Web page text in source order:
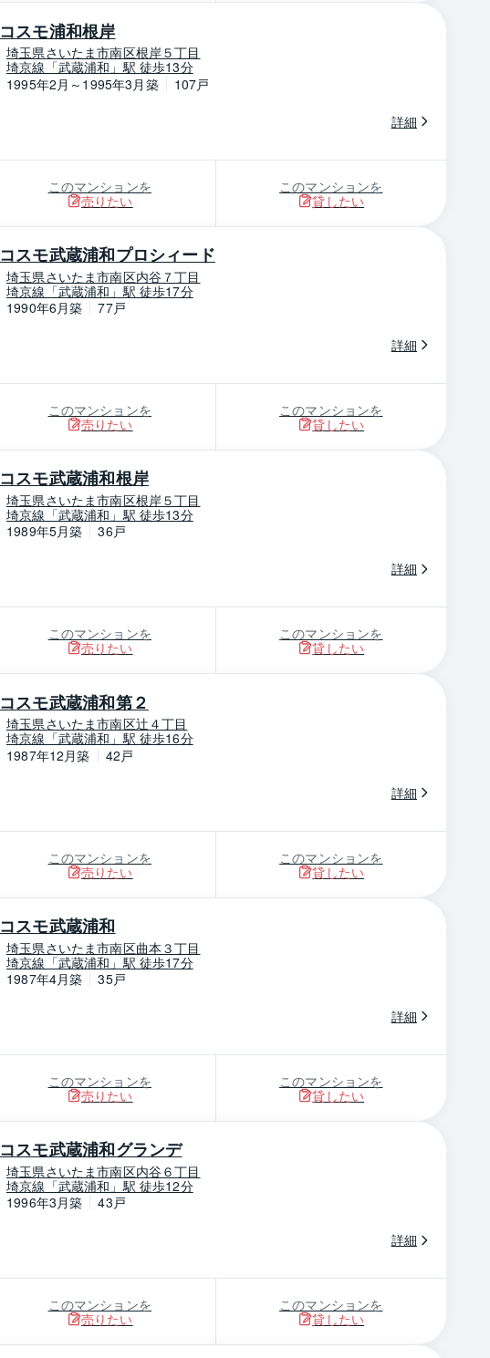
コスモ浦和根岸
埼玉県さいたま市南区根岸５丁目
埼京線「武蔵浦和」駅 徒歩13分
1995年2月～1995年3月築
107戸
詳細
このマンションを
売りたい
このマンションを
貸したい
コスモ武蔵浦和プロシィード
埼玉県さいたま市南区内谷７丁目
埼京線「武蔵浦和」駅 徒歩17分
1990年6月築
77戸
詳細
このマンションを
売りたい
このマンションを
貸したい
コスモ武蔵浦和根岸
埼玉県さいたま市南区根岸５丁目
埼京線「武蔵浦和」駅 徒歩13分
1989年5月築
36戸
詳細
このマンションを
売りたい
このマンションを
貸したい
コスモ武蔵浦和第２
埼玉県さいたま市南区辻４丁目
埼京線「武蔵浦和」駅 徒歩16分
1987年12月築
42戸
詳細
このマンションを
売りたい
このマンションを
貸したい
コスモ武蔵浦和
埼玉県さいたま市南区曲本３丁目
埼京線「武蔵浦和」駅 徒歩17分
1987年4月築
35戸
詳細
このマンションを
売りたい
このマンションを
貸したい
コスモ武蔵浦和グランデ
埼玉県さいたま市南区内谷６丁目
埼京線「武蔵浦和」駅 徒歩12分
1996年3月築
43戸
詳細
このマンションを
売りたい
このマンションを
貸したい